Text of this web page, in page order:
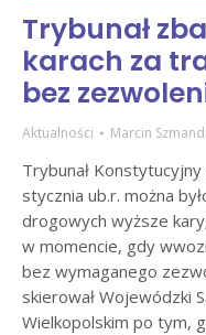
Trybunał
karach za
bez
Aktualności Marcin
Trybunał
stycznia ub.r. można
drogowych wyższe
w momencie, gdy
bez wymaganego
skierował Wojewódzki
Wielkopolskim po tym,